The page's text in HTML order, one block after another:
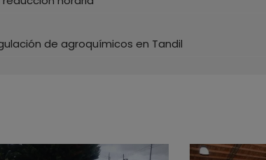
de agroquímicos en Tandil